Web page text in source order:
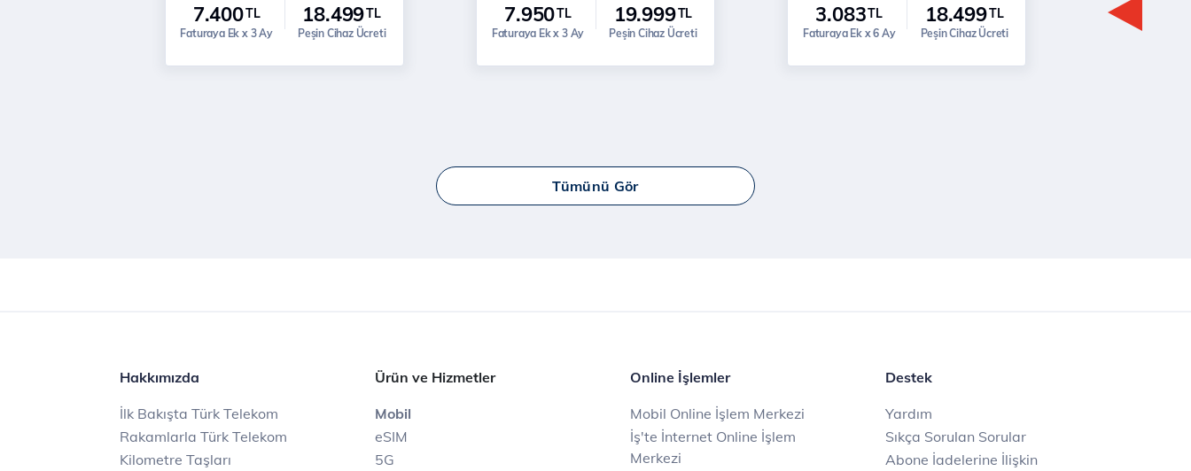
7.400TL
Faturaya Ek x 3 Ay
18.499TL
Peşin Cihaz Ücreti
7.950TL
Faturaya Ek x 3 Ay
19.999TL
Peşin Cihaz Ücreti
3.083TL
Faturaya Ek x 6 Ay
18.499TL
Peşin Cihaz Ücreti
Tümünü Gör
Hakkımızda
İlk Bakışta Türk Telekom
Rakamlarla Türk Telekom
Kilometre Taşları
Ürün ve Hizmetler
Mobil
eSIM
5G
Online İşlemler
Mobil Online İşlem Merkezi
İş'te İnternet Online İşlem
Merkezi
Destek
Yardım
Sıkça Sorulan Sorular
Abone İadelerine İlişkin